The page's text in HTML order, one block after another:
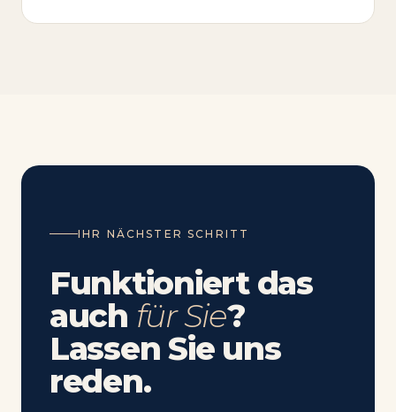
IHR NÄCHSTER SCHRITT
Funktioniert das
auch für Sie?
Lassen Sie uns
reden.